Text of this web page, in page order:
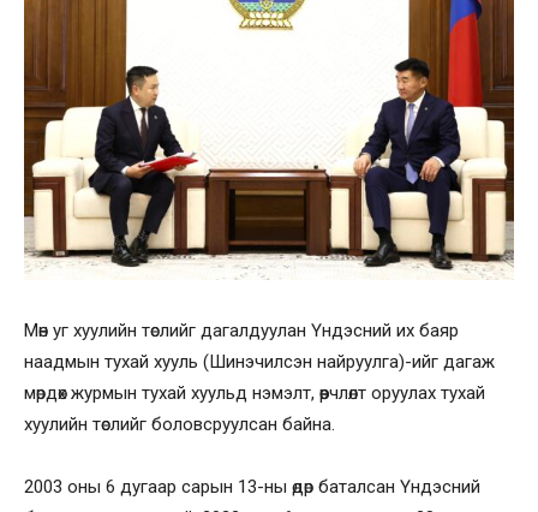
Мөн уг хуулийн төслийг дагалдуулан Үндэсний их баяр
наадмын тухай хууль (Шинэчилсэн найруулга)-ийг дагаж
мөрдөх журмын тухай хуульд нэмэлт, өөрчлөлт оруулах тухай
хуулийн төслийг боловсруулсан байна.
2003 оны 6 дугаар сарын 13-ны өдөр баталсан Үндэсний